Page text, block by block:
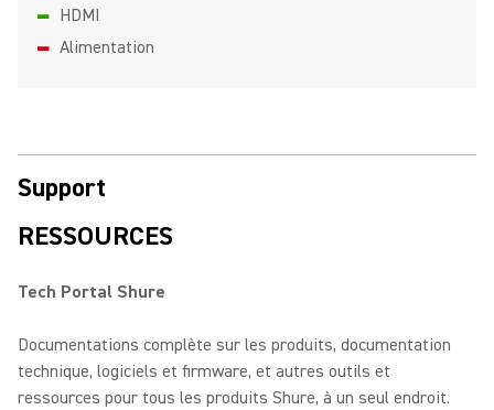
- HDMI
- Alimentation
Support
RESSOURCES
Tech Portal Shure
Documentations complète sur les produits, documentation
technique, logiciels et firmware, et autres outils et
ressources pour tous les produits Shure, à un seul endroit.